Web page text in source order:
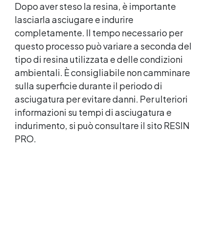
Dopo aver steso la resina, è importante
lasciarla asciugare e indurire
completamente. Il tempo necessario per
questo processo può variare a seconda del
tipo di resina utilizzata e delle condizioni
ambientali. È consigliabile non camminare
sulla superficie durante il periodo di
asciugatura per evitare danni. Per ulteriori
informazioni su tempi di asciugatura e
indurimento, si può consultare il sito RESIN
PRO.